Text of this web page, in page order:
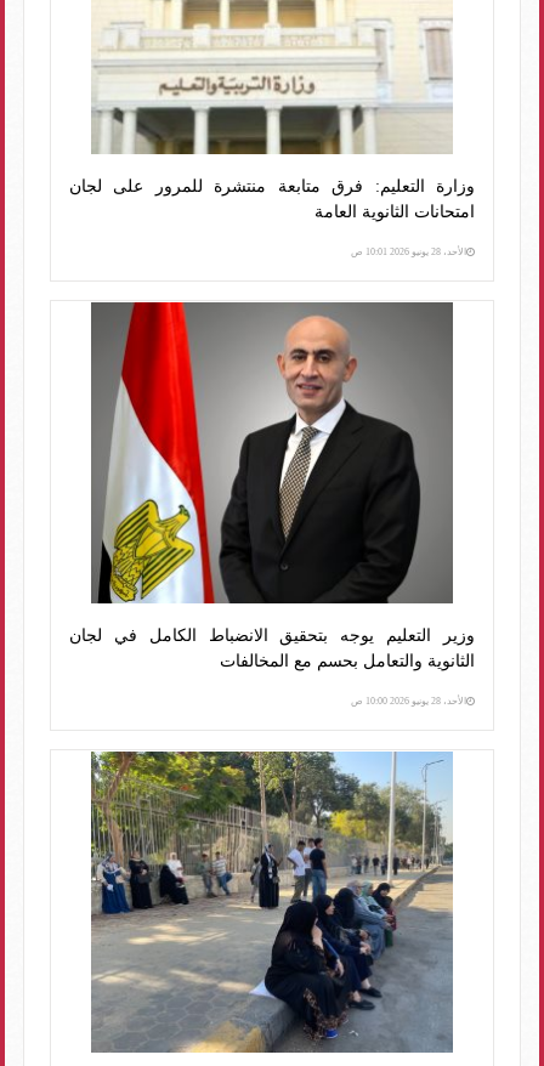
وزارة التعليم: فرق متابعة منتشرة للمرور على لجان
امتحانات الثانوية العامة
الأحد، 28 يونيو 2026 10:01 ص
وزير التعليم يوجه بتحقيق الانضباط الكامل في لجان
الثانوية والتعامل بحسم مع المخالفات
الأحد، 28 يونيو 2026 10:00 ص